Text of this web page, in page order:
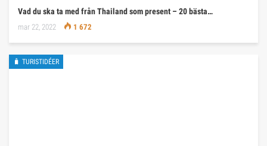
Vad du ska ta med från Thailand som present – 20 bästa…
mar 22, 2022 1 672
🧳 TURISTIDÉER